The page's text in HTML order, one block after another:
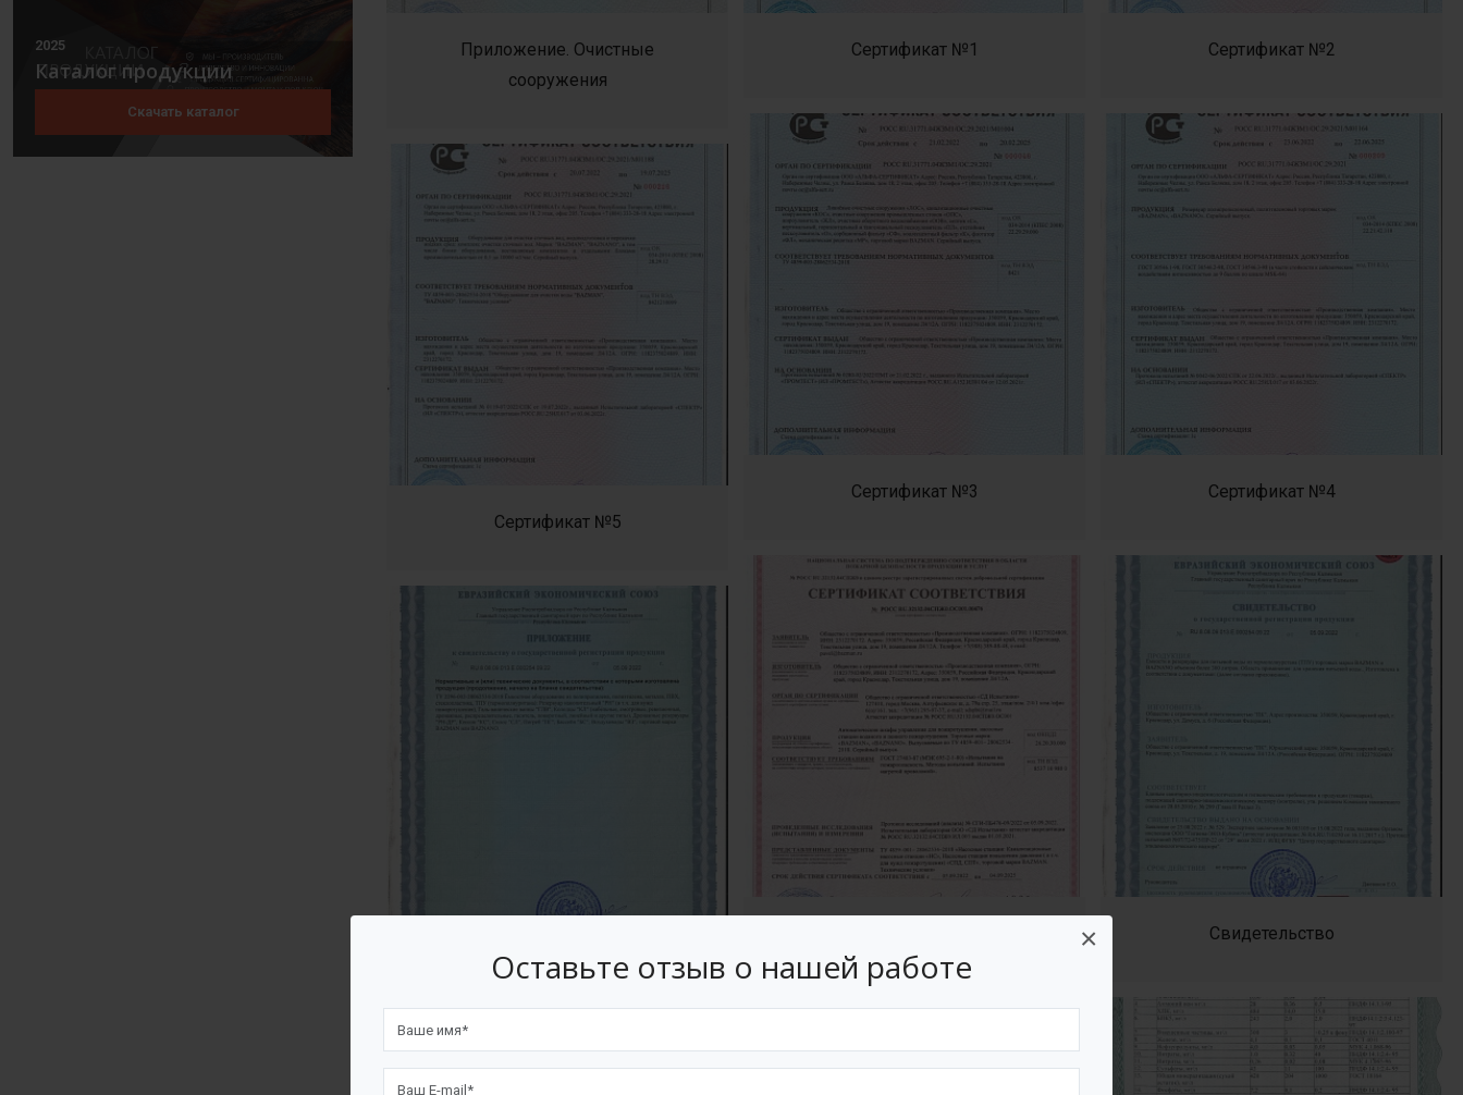
Оставьте отзыв о нашей работе
×
2025
Каталог продукции
Скачать каталог
Приложение. Очистные
сооружения
Сертификат №1 Сертификат №2
Сертификат №3
Сертификат №4
Сертификат №5
Свидетельство
Свидетельство